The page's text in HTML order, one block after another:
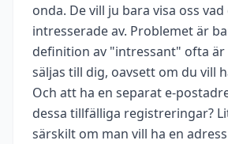
onda. De vill ju bara visa oss
intresserade av. Problemet är
definition av "intressant" ofta är
säljas till dig, oavsett om du vill
Och att ha en separat e-
dessa tillfälliga registreringar?
särskilt om man vill ha en